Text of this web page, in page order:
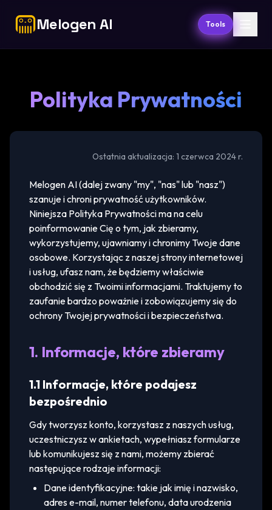
Melogen AI Tools
Polityka Prywatności
Ostatnia aktualizacja: 1 czerwca 2024 r.
Melogen AI (dalej zwany "my", "nas" lub "nasz")
szanuje i chroni prywatność użytkowników.
Niniejsza Polityka Prywatności ma na celu
poinformowanie Cię o tym, jak zbieramy,
wykorzystujemy, ujawniamy i chronimy Twoje dane
osobowe. Korzystając z naszej strony internetowej
i usług, ufasz nam, że będziemy właściwie
obchodzić się z Twoimi informacjami. Traktujemy to
zaufanie bardzo poważnie i zobowiązujemy się do
ochrony Twojej prywatności i bezpieczeństwa.
1. Informacje, które zbieramy
1.1 Informacje, które podajesz
bezpośrednio
Gdy tworzysz konto, korzystasz z naszych usług,
uczestniczysz w ankietach, wypełniasz formularze
lub komunikujesz się z nami, możemy zbierać
następujące rodzaje informacji:
Dane identyfikacyjne: takie jak imię i nazwisko,
adres e-mail, numer telefonu, data urodzenia